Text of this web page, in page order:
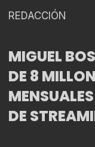
REDACCIÓN
MIGUEL
DE 8
DE